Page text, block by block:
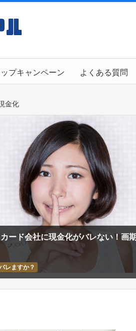
プキャンペーン よくある質問
金化
ード会社に現金化がバレない！画
レますか？